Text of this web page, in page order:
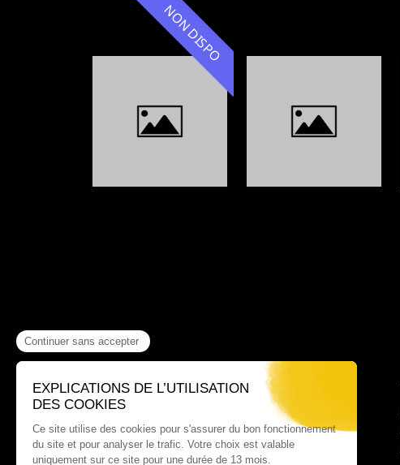
NON DISPO
Où nous trouver ?
60 rue Victor Le Vigoureux,
97410 Saint Pierre